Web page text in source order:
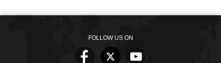
FOLLOW US ON